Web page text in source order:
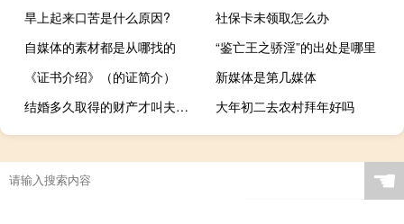
旱上起来口苦是什么原因?
社保卡未领取怎么办
自媒体的素材都是从哪找的
“鉴亡王之骄淫”的出处是哪里
《证书介绍》（的证简介）
新媒体是第几媒体
结婚多久取得的财产才叫夫妻共同财产
大年初二去农村拜年好吗
“武城弦歌单父琴”的出处是哪里
☚